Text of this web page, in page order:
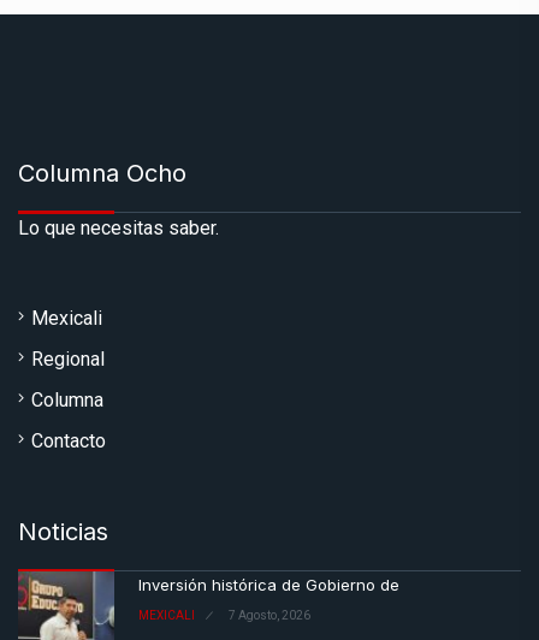
Columna Ocho
Lo que necesitas saber.
Mexicali
Regional
Columna
Contacto
Noticias
Inversión histórica de Gobierno de
MEXICALI 7 Agosto, 2026